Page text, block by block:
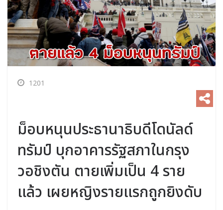
1201
ม็อบหนุนประธานาธิบดีโดนัลด์
ทรัมป์ บุกอาคารรัฐสภาในกรุง
วอชิงตัน ตายเพิ่มเป็น 4 ราย
แล้ว เผยหญิงรายแรกถูกยิงดับ